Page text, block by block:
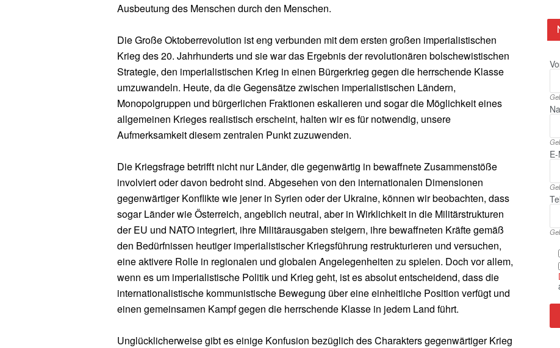
Ausbeutung des Menschen durch den Menschen.
Die Große Oktoberrevolution ist eng verbunden mit dem ersten großen imperialistischen
Krieg des 20. Jahrhunderts und sie war das Ergebnis der revolutionären bolschewistischen
Strategie, den imperialistischen Krieg in einen Bürgerkrieg gegen die herrschende Klasse
umzuwandeln. Heute, da die Gegensätze zwischen imperialistischen Ländern,
Monopolgruppen und bürgerlichen Fraktionen eskalieren und sogar die Möglichkeit eines
allgemeinen Krieges realistisch erscheint, halten wir es für notwendig, unsere
Aufmerksamkeit diesem zentralen Punkt zuzuwenden.
Die Kriegsfrage betrifft nicht nur Länder, die gegenwärtig in bewaffnete Zusammenstöße
involviert oder davon bedroht sind. Abgesehen von den internationalen Dimensionen
gegenwärtiger Konflikte wie jener in Syrien oder der Ukraine, können wir beobachten, dass
sogar Länder wie Österreich, angeblich neutral, aber in Wirklichkeit in die Militärstrukturen
der EU und NATO integriert, ihre Militärausgaben steigern, ihre bewaffneten Kräfte gemäß
den Bedürfnissen heutiger imperialistischer Kriegsführung restrukturieren und versuchen,
eine aktivere Rolle in regionalen und globalen Angelegenheiten zu spielen. Doch vor allem,
wenn es um imperialistische Politik und Krieg geht, ist es absolut entscheidend, dass die
internationalistische kommunistische Bewegung über eine einheitliche Position verfügt und
einen gemeinsamen Kampf gegen die herrschende Klasse in jedem Land führt.
Unglücklicherweise gibt es einige Konfusion bezüglich des Charakters gegenwärtiger Krieg